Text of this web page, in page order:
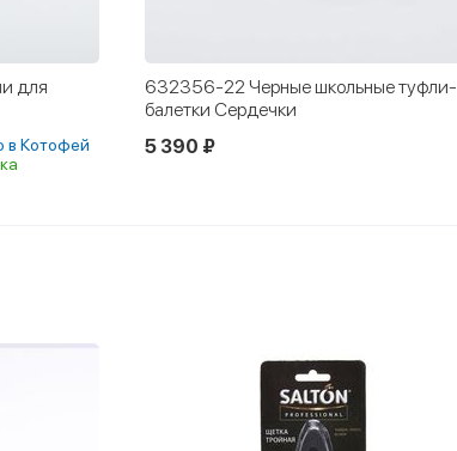
для
в Котофей
632356-22 Черные школьные туфли-
балетки Сердечки
5 390 ₽